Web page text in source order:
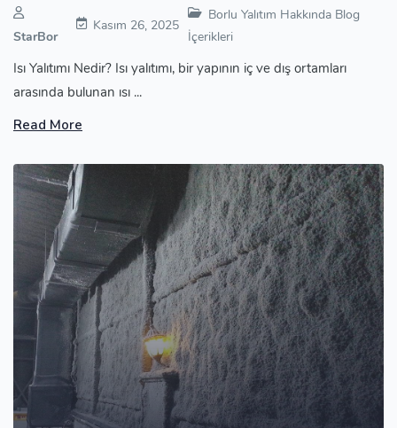
StarBor
Kasım 26, 2025
Borlu Yalıtım Hakkında Blog
İçerikleri
Isı Yalıtımı Nedir? Isı yalıtımı, bir yapının iç ve dış ortamları
arasında bulunan ısı ...
Read More